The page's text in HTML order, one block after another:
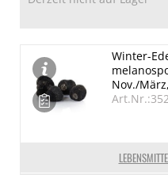
Winter-
Nov./